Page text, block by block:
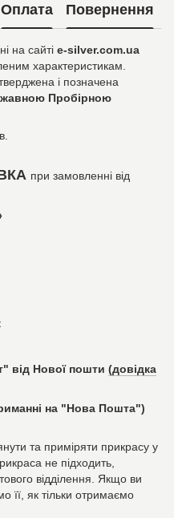
Оплата Повернення
на сайті e-silver.com.ua
характеристикам.
і позначена
Пробірною
при замовленні від
від Нової пошти (довідка
на "Нова Пошта")
та приміряти прикрасу у
не підходить,
відділення. Якщо ви
її, як тільки отримаємо